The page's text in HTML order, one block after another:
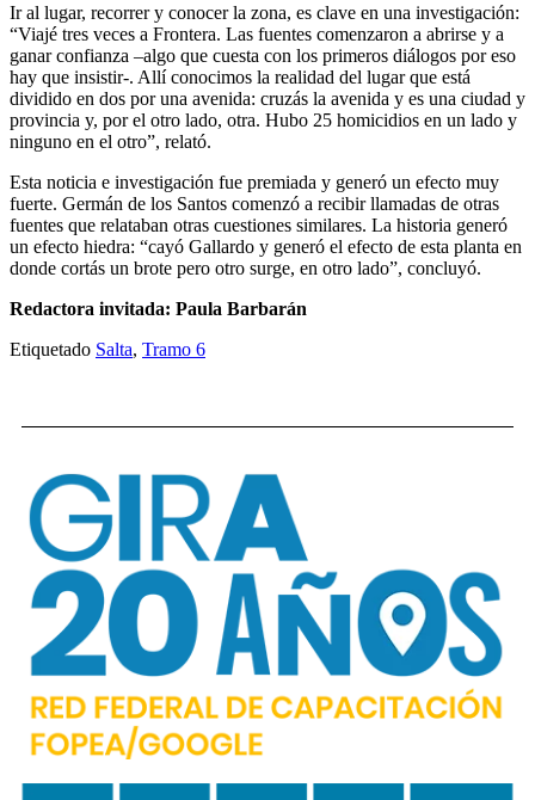
Ir al lugar, recorrer y conocer la zona, es clave en una investigación:
“Viajé tres veces a Frontera. Las fuentes comenzaron a abrirse y a
ganar confianza –algo que cuesta con los primeros diálogos por eso
hay que insistir-. Allí conocimos la realidad del lugar que está
dividido en dos por una avenida: cruzás la avenida y es una ciudad y
provincia y, por el otro lado, otra. Hubo 25 homicidios en un lado y
ninguno en el otro”, relató.
Esta noticia e investigación fue premiada y generó un efecto muy
fuerte. Germán de los Santos comenzó a recibir llamadas de otras
fuentes que relataban otras cuestiones similares. La historia generó
un efecto hiedra: “cayó Gallardo y generó el efecto de esta planta en
donde cortás un brote pero otro surge, en otro lado”, concluyó.
Redactora invitada: Paula Barbarán
Etiquetado Salta, Tramo 6